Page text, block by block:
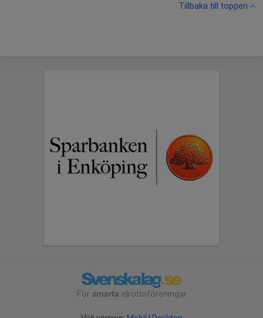
Tillbaka till toppen
För smarta idrottsföreningar